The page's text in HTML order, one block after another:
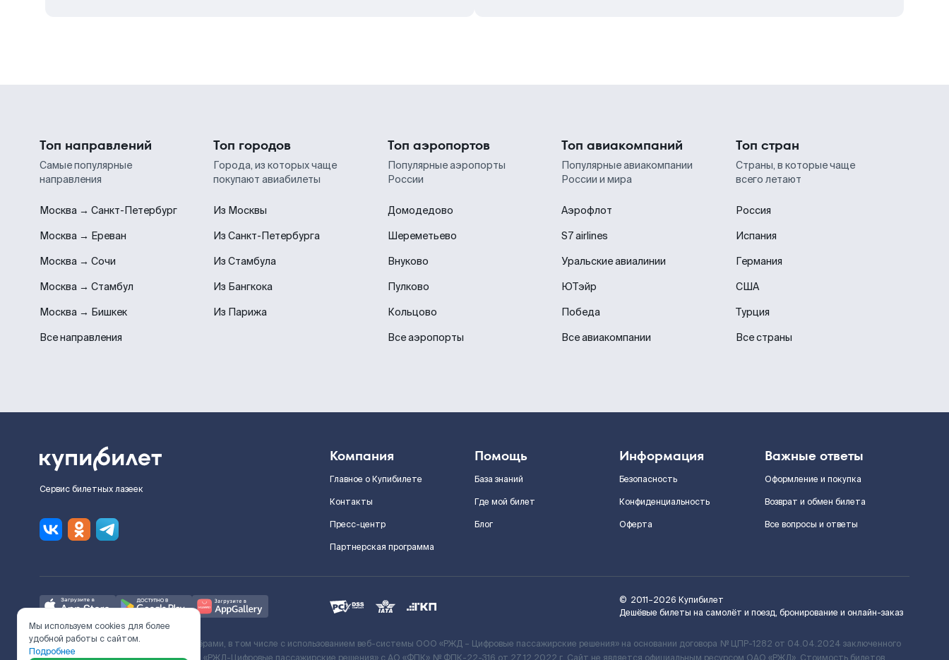
Топ направлений
Самые популярные
направления
Москва → Санкт-Петербург
Москва → Ереван
Москва → Сочи
Москва → Стамбул
Москва → Бишкек
Все направления
Топ городов
Города, из которых чаще
покупают авиабилеты
Из Москвы
Из Санкт-Петербурга
Из Стамбула
Из Бангкока
Из Парижа
Топ аэропортов
Популярные аэропорты
России
Домодедово
Шереметьево
Внуково
Пулково
Кольцово
Все аэропорты
Топ авиакомпаний
Популярные авиакомпании
России и мира
Аэрофлот
S7 airlines
Уральские авиалинии
ЮТэйр
Победа
Все авиакомпании
Топ стран
Страны, в которые чаще
всего летают
Россия
Испания
Германия
США
Турция
Все страны
Сервис билетных лазеек
Компания
Главное о Купибилете
Контакты
Пресс-центр
Партнерская программа
Помощь
База знаний
Где мой билет
Блог
Информация
Безопасность
Конфиденциальность
Оферта
Важные ответы
Оформление и покупка
Возврат и обмен билета
Все вопросы и ответы
© 2011–2026 Купибилет
Дешёвые билеты на самолёт и поезд, бронирование и онлайн-заказ
Ж/Д билеты предоставляются партнёрами, в том числе с использованием веб-системы ООО «РЖД – Цифровые пассажирские решения» на основании договора № ЦПР-1282 от 04.04.2024 заключенного
Мы используем cookies для более
удобной работы с сайтом.
Подробнее